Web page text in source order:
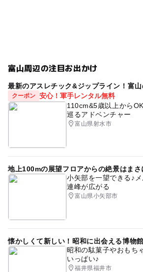
富山周辺の注目お出かけ
最新のアスレチック&ジップライン！富
クーポン 安心！軍手レンタル無料
110cm&5歳以上から
巡るアドベンチャー
富山県射水市
地上100mの展望フロアからの絶景はまさ
小矢部を一望できる♪
連峰が広がる
富山県小矢部市
懐かしくて新しい！昭和に出会える博物館
昭和の駄菓子やおもち
いっぱい♪
福井県福井市